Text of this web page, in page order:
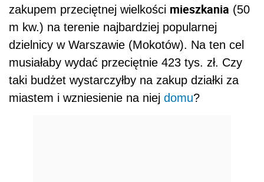
zakupem przeciętnej wielkości mieszkania (50
m kw.) na terenie najbardziej popularnej
dzielnicy w Warszawie (Mokotów). Na ten cel
musiałaby wydać przeciętnie 423 tys. zł. Czy
taki budżet wystarczyłby na zakup działki za
miastem i wzniesienie na niej domu?